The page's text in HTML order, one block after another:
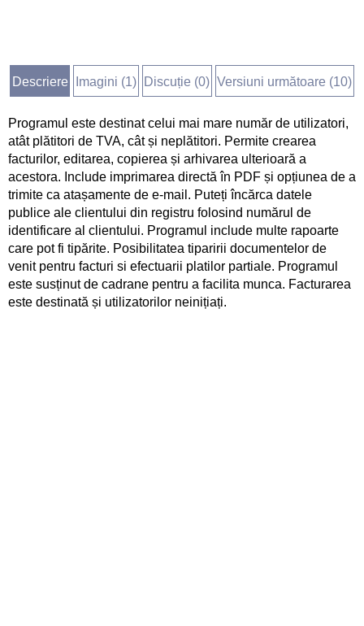
Descriere Imagini (1) Discuție (0) Versiuni următoare (10)
Programul este destinat celui mai mare număr de utilizatori,
atât plătitori de TVA, cât și neplătitori. Permite crearea
facturilor, editarea, copierea și arhivarea ulterioară a
acestora. Include imprimarea directă în PDF și opțiunea de a
trimite ca atașamente de e-mail. Puteți încărca datele
publice ale clientului din registru folosind numărul de
identificare al clientului. Programul include multe rapoarte
care pot fi tipărite. Posibilitatea tiparirii documentelor de
venit pentru facturi si efectuarii platilor partiale. Programul
este susținut de cadrane pentru a facilita munca. Facturarea
este destinată și utilizatorilor neinițiați.